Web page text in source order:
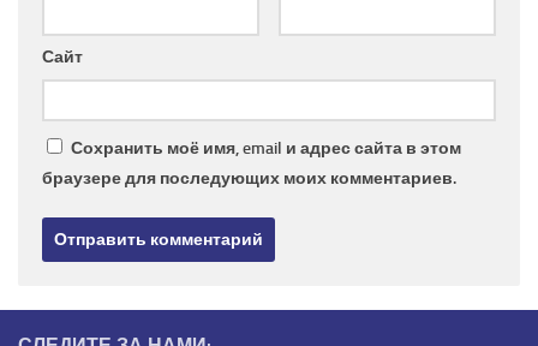
Сайт
Сохранить моё имя, email и адрес сайта в этом
браузере для последующих моих комментариев.